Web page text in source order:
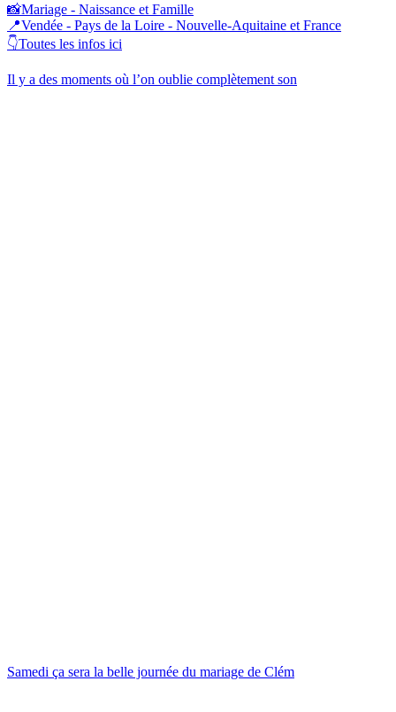
📸Mariage - Naissance et Famille
📍Vendée - Pays de la Loire - Nouvelle-Aquitaine et France
👇Toutes les infos ici
Il y a des moments où l’on oublie complètement son
Samedi ça sera la belle journée du mariage de Clém